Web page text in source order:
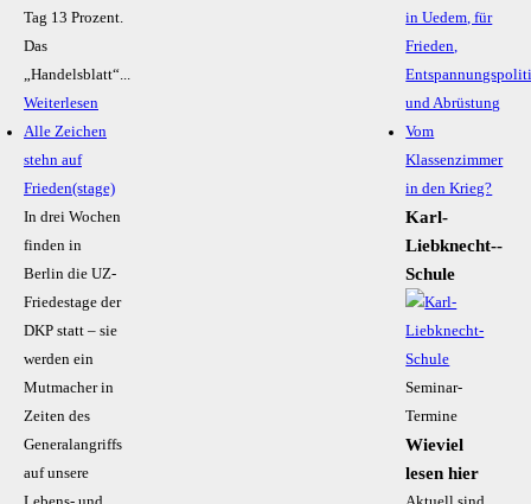
Tag 13 Prozent.
Das
„Handelsblatt“...
Weiterlesen
Alle Zeichen
stehn auf
Frieden(stage)
In drei Wochen
finden in
Berlin die UZ-
Friedestage der
DKP statt – sie
werden ein
Mutmacher in
Zeiten des
Generalangriffs
auf unsere
in Uedem, für
Frieden,
und Abrüstung
Vom
Klassenzimmer
in den Krieg?
Karl-
Liebknecht-­
Schule
Seminar-
Termine
Wieviel
lesen hier